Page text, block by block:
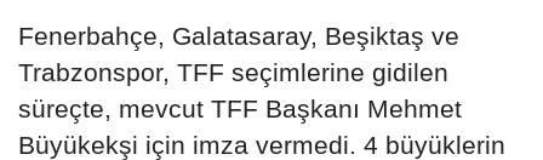
Fenerbahçe, Galatasaray, Beşiktaş ve
Trabzonspor, TFF seçimlerine gidilen
süreçte, mevcut TFF Başkanı Mehmet
Büyükekşi için imza vermedi. 4 büyüklerin